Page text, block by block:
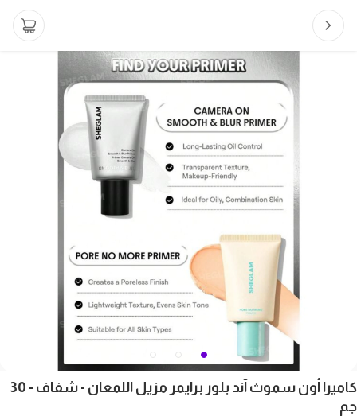
كاميرا أون سموث آند بلور برايمر مزيل اللمعان - شفاف - 30
جم